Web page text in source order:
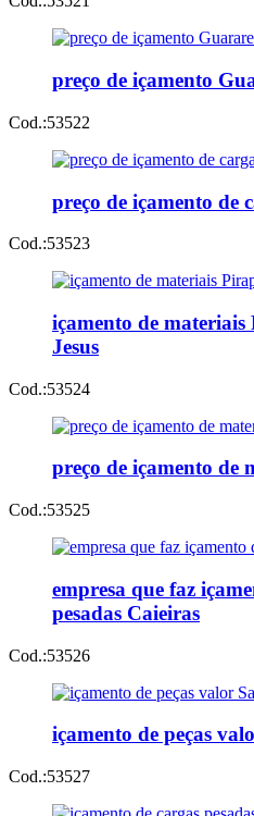
preço de içamento
Cod.:53522
preço de içamento de
Cod.:53523
içamento de
Jesus
Cod.:53524
preço de içamento de
Cod.:53525
empresa que faz
pesadas Caieiras
Cod.:53526
içamento de peças
Cod.:53527